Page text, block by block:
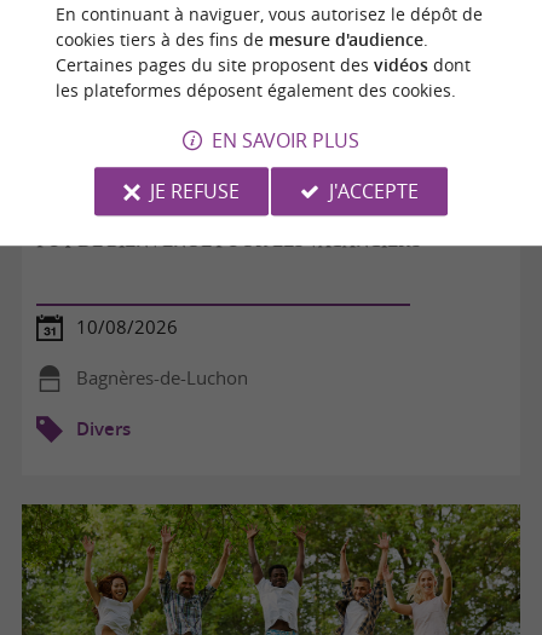
POT DE BIENVENUE POUR LES VACANCIERS
10/08/2026
Bagnères-de-Luchon
Divers
En continuant à naviguer, vous autorisez le dépôt de
cookies tiers à des fins de mesure d'audience.
Certaines pages du site proposent des vidéosdont
les plateformes déposent également des cookies.
EN SAVOIR PLUS
JE REFUSE
J'ACCEPTE